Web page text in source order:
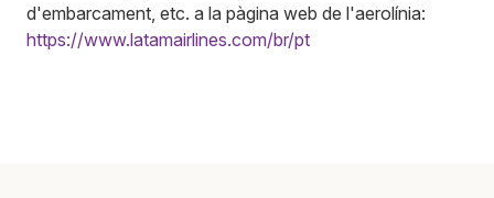
d'embarcament, etc. a la pàgina web de l'aerolínia:
https://www.latamairlines.com/br/pt